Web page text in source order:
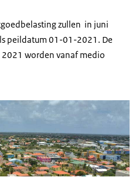
zullen in juni
peildatum 01-01-2021. De
worden vanaf medio